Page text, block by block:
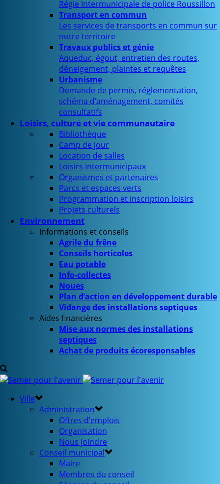
Régie Intermunicipale de police Roussillon
Transport en commun
Les services de transports en commun sur
notre territoire
Travaux publics et génie
Aqueduc, égout, entretien des routes,
déneigement, plaintes et requêtes
Urbanisme
Demande de permis, réglementation,
schéma d’aménagement, comités
consultatifs
Loisirs, culture et vie communautaire
Bibliothèque
Camp de jour
Location de salles
Loisirs intermunicipaux
Organismes et partenaires
Parcs et espaces verts
Programmation et inscription loisirs
Projets culturels
Environnement
Informations et conseils
Agrile du frêne
Conseils horticoles
Eau potable
Info-collectes
Noues
Plan d’action en développement durable
Vidange des installations septiques
Aides financières
Mise aux normes des installations
septiques
Achat de produits écoresponsables
Ville
Administration
Offres d’emplois
Organisation
Nous joindre
Conseil municipal
Maire
Membres du conseil